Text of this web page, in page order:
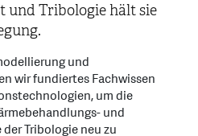
und Tribologie hält sie
und
wir fundiertes Fachwissen
um die
und
Tribologie neu zu